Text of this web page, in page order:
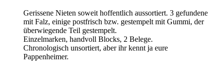
Gerissene Nieten soweit hoffentlich aussortiert. 3 gefundene
mit Falz, einige postfrisch bzw. gestempelt mit Gummi, der
überwiegende Teil gestempelt.
Einzelmarken, handvoll Blocks, 2 Belege.
Chronologisch unsortiert, aber ihr kennt ja eure
Pappenheimer.